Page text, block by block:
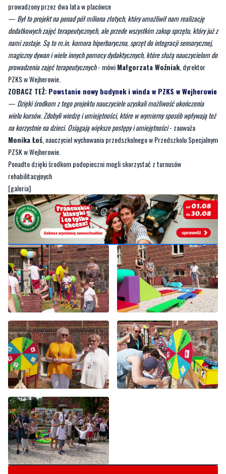
prowadzony przez dwa lata w placówce
— Był to projekt na ponad pół miliona złotych, który umożliwił nam realizację
dodatkowych zajęć terapeutycznych, ale przede wszystkim zakup sprzętu, który już z
nami zostaje. Są to m.in. komora hiperbaryczna, sprzęt do integracji sensorycznej,
magiczny dywan i wiele innych pomocy dydaktycznych, które służą nauczycielom do
prowadzenia zajęć terapeutycznych- mówiMałgorzata Woźniak, dyrektor
PZKS w Wejherowie.
ZOBACZ TEŻ:Powstanie nowy budynek i winda w PZKS w Wejherowie
— Dzięki środkom z tego projektu nauczyciele uzyskali możliwość ukończenia
wielu kursów. Zdobyli wiedzę i umiejętności, które w wymierny sposób wpływają też
na korzystnie na dzieci. Osiągają większe postępy i umiejętności- zauważa
Monika Łoś , nauczyciel wychowania przedszkolnego w Przedszkolu Specjalnym
PZSK w Wejherowie.
Ponadto dzięki środkom podopieczni mogli skorzystać z turnusów
rehabilitacyjnych
[galeria]